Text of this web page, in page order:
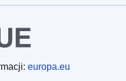
europa.eu